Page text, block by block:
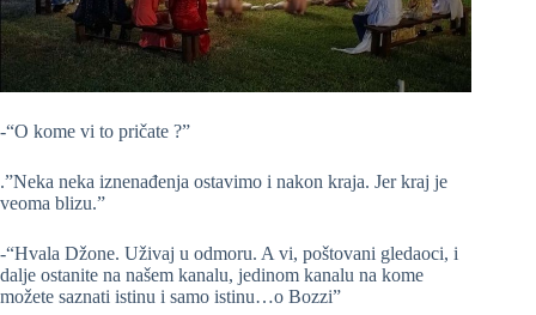
-“O kome vi to pričate ?”
.”Neka neka iznenađenja ostavimo i nakon kraja. Jer kraj je
veoma blizu.”
-“Hvala Džone. Uživaj u odmoru. A vi, poštovani gledaoci, i
dalje ostanite na našem kanalu, jedinom kanalu na kome
možete saznati istinu i samo istinu…o Bozzi”